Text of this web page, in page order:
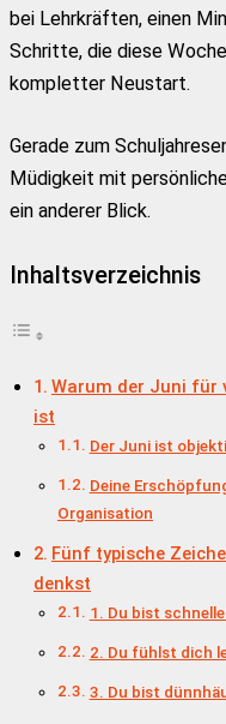
bei Lehrkräften, einen
Schritte, die diese
kompletter Neustart.
Gerade zum
Müdigkeit mit
ein anderer Blick.
Inhaltsverzeichnis
Warum der Juni für
ist
Der Juni ist
Deine
Organisation
Fünf typische
denkst
1. Du bist
2. Du fühlst dich
3. Du bist